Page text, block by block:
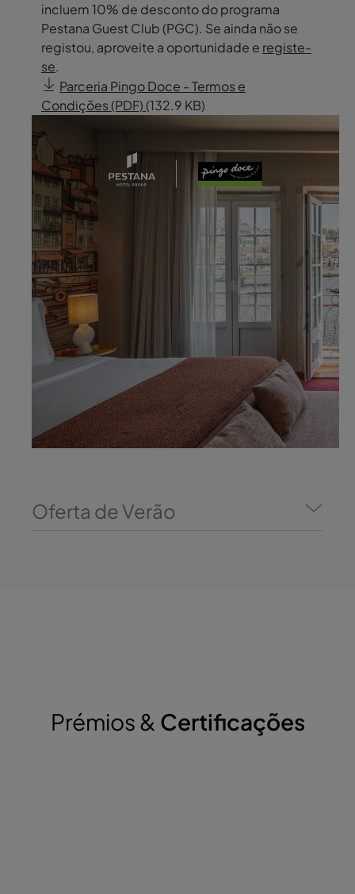
incluem 10% de desconto do programa
Pestana Guest Club (PGC). Se ainda não se
registou, aproveite a oportunidade e registe-
se.
Parceria Pingo Doce - Termos e
Condições (PDF) (132.9 KB)
Oferta de Verão
Prémios & Certificações